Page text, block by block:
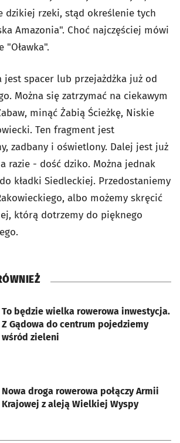
dzikiej rzeki, stąd określenie tych
Amazonia". Choć najczęściej mówi
"Oławka".
jest spacer lub przejażdżka już od
Można się zatrzymać na ciekawym
minąć Żabią Ścieżkę, Niskie
Ten fragment jest
zadbany i oświetlony. Dalej jest już
razie - dość dziko. Można jednak
kładki Siedleckiej. Przedostaniemy
albo możemy skręcić
którą dotrzemy do pięknego
To będzie wielka rowerowa inwestycja.
Z Gądowa do centrum pojedziemy
wśród zieleni
karcie
Nowa droga rowerowa połączy Armii
Krajowej z aleją Wielkiej Wyspy
karcie